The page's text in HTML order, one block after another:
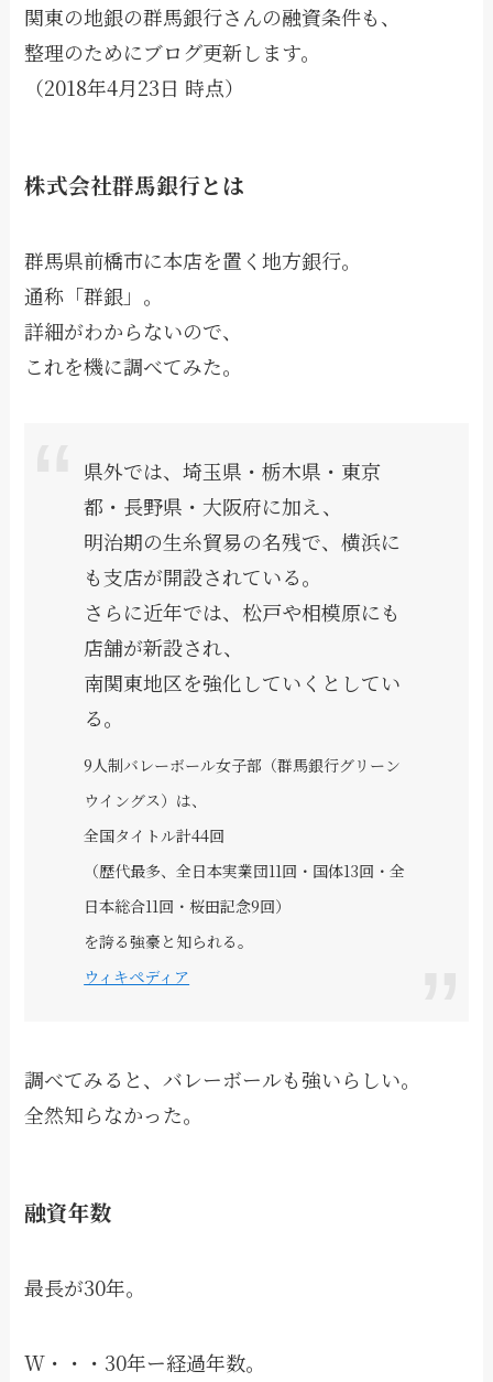
関東の地銀の群馬銀行さんの融資条件も、
整理のためにブログ更新します。
（2018年4月23日 時点）
株式会社群馬銀行とは
群馬県前橋市に本店を置く地方銀行。
通称「群銀」。
詳細がわからないので、
これを機に調べてみた。
県外では、埼玉県・栃木県・東京
都・長野県・大阪府に加え、
明治期の生糸貿易の名残で、横浜に
も支店が開設されている。
さらに近年では、松戸や相模原にも
店舗が新設され、
南関東地区を強化していくとしてい
る。
9人制バレーボール女子部（群馬銀行グリーン
ウイングス）は、
全国タイトル計44回
（歴代最多、全日本実業団11回・国体13回・全
日本総合11回・桜田記念9回）
を誇る強豪と知られる。
ウィキペディア
調べてみると、バレーボールも強いらしい。
全然知らなかった。
融資年数
最長が30年。
W・・・30年ー経過年数。